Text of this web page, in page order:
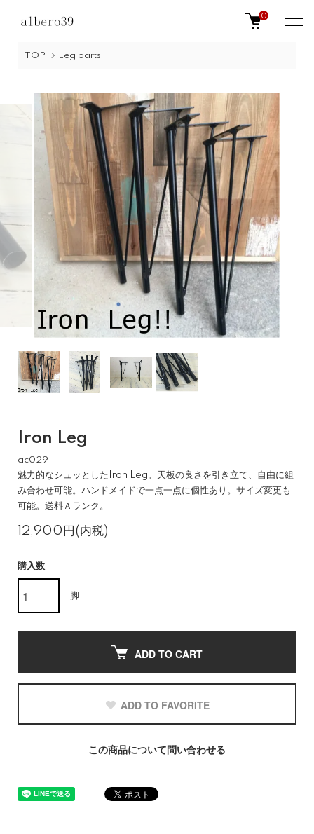
0
TOP Leg parts
Iron Leg
ac029
魅力的なシュッとしたIron Leg。天板の良さを引き立て、自由に組
み合わせ可能。ハンドメイドで一点一点に個性あり。サイズ変更も
可能。送料Ａランク。
12,900円(内税)
購入数
脚
ADD TO CART
ADD TO FAVORITE
この商品について問い合わせる